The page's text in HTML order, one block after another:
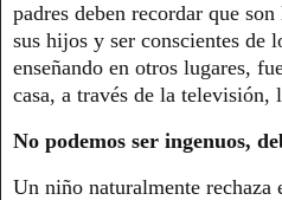
padres deben recordar que
sus hijos y ser conscientes de
enseñando en otros lugares,
casa, a través de la televisión,
No podemos ser ingenuos,
Un niño naturalmente